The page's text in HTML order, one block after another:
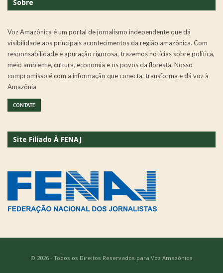
Sobre
Voz Amazônica é um portal de jornalismo independente que dá
visibilidade aos principais acontecimentos da região amazônica. Com
responsabilidade e apuração rigorosa, trazemos notícias sobre política,
meio ambiente, cultura, economia e os povos da floresta. Nosso
compromisso é com a informação que conecta, transforma e dá voz à
Amazônia
CONTATE
Site Filiado À FENAJ
© 2026 - Todos os Direitos Reservados para Voz Amazônica